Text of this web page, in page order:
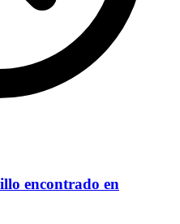
encontrado en